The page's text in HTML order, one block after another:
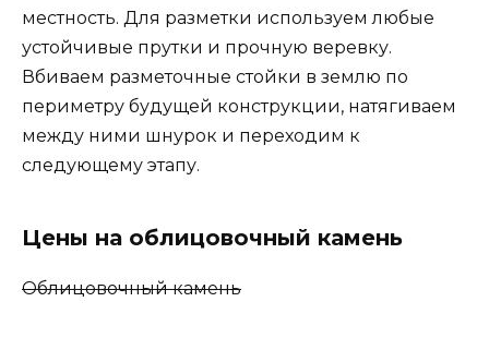
местность. Для разметки используем любые
устойчивые прутки и прочную веревку.
Вбиваем разметочные стойки в землю по
периметру будущей конструкции, натягиваем
между ними шнурок и переходим к
следующему этапу.
Цены на облицовочный камень
Облицовочный камень